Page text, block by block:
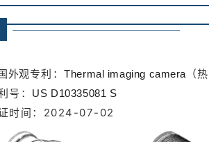
外观专利：Thermal imaging camera（
号： US D10335081 S
时间：2024-07-02